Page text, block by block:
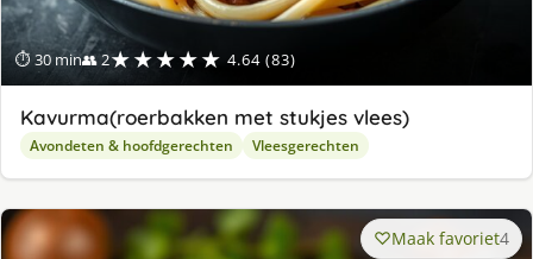
⏱ 30 min👥 2★★★★★ 4.64 (83)
Kavurma(roerbakken met stukjes vlees)
Avondeten & hoofdgerechten Vleesgerechten
Maak favoriet4